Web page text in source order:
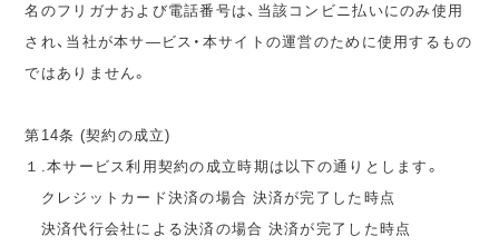
名のフリガナおよび電話番号は、当該コンビニ払いにのみ使用
され、当社が本サ―ビス・本サイトの運営のために使用するもの
ではありません。
第14条 (契約の成立)
１.本サービス利用契約の成立時期は以下の通りとします。
クレジットカード決済の場合 決済が完了した時点
決済代行会社による決済の場合 決済が完了した時点